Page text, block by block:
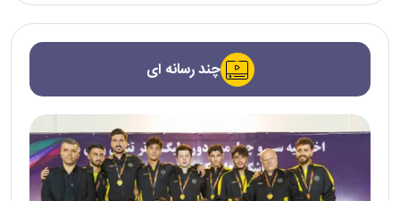
چند رسانه ای